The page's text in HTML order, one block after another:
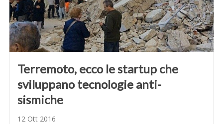
Terremoto, ecco le startup che
sviluppano tecnologie anti-
sismiche
12 Ott 2016